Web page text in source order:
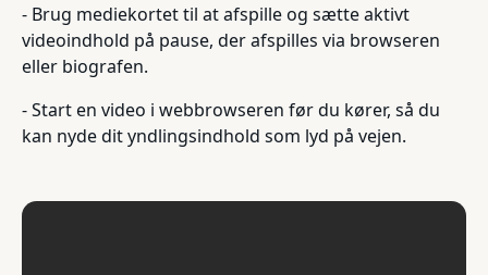
- Brug mediekortet til at afspille og sætte aktivt
videoindhold på pause, der afspilles via browseren
eller biografen.
- Start en video i webbrowseren før du kører, så du
kan nyde dit yndlingsindhold som lyd på vejen.